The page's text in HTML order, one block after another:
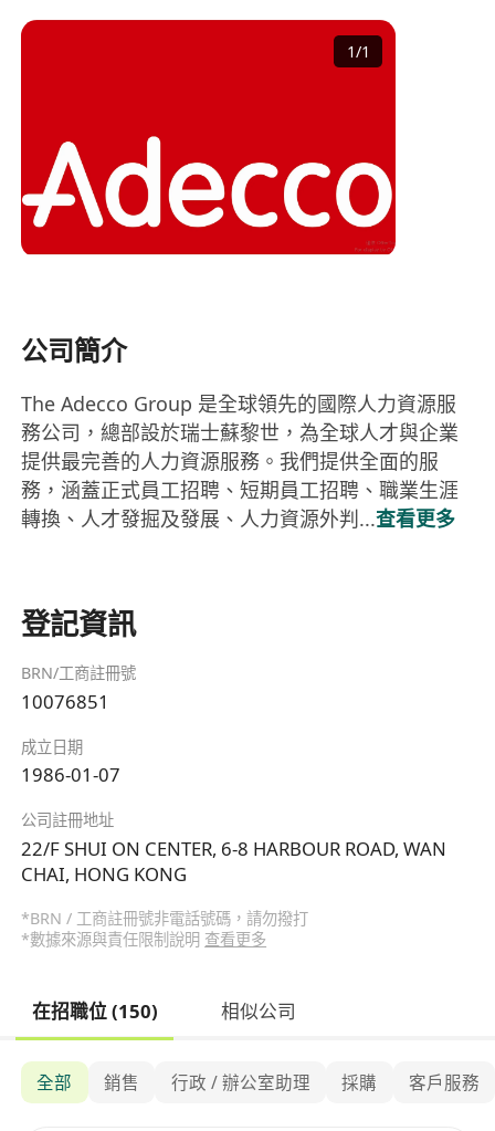
1/1
公司簡介
The Adecco Group 是全球領先的國際人力資源服
務公司，總部設於瑞士蘇黎世，為全球人才與企業
提供最完善的人力資源服務。我們提供全面的服
務，涵蓋正式員工招聘、短期員工招聘、職業生涯
轉換、人才發掘及發展、人力資源外判...查看更多
登記資訊
BRN/工商註冊號
10076851
成立日期
1986-01-07
公司註冊地址
22/F SHUI ON CENTER, 6-8 HARBOUR ROAD, WAN
CHAI, HONG KONG
*BRN / 工商註冊號非電話號碼，請勿撥打
*數據來源與責任限制說明 查看更多
在招職位 (150) 相似公司
全部 銷售 行政 / 辦公室助理 採購 客戶服務